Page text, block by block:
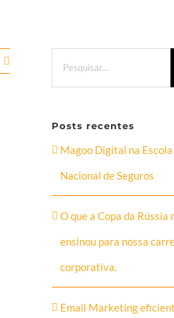
resultados
Posts recentes
Magoo Digital na Escola
Nacional de Seguros
O que a Copa da Rússia
ensinou para nossa
corporativa.
Email Marketing